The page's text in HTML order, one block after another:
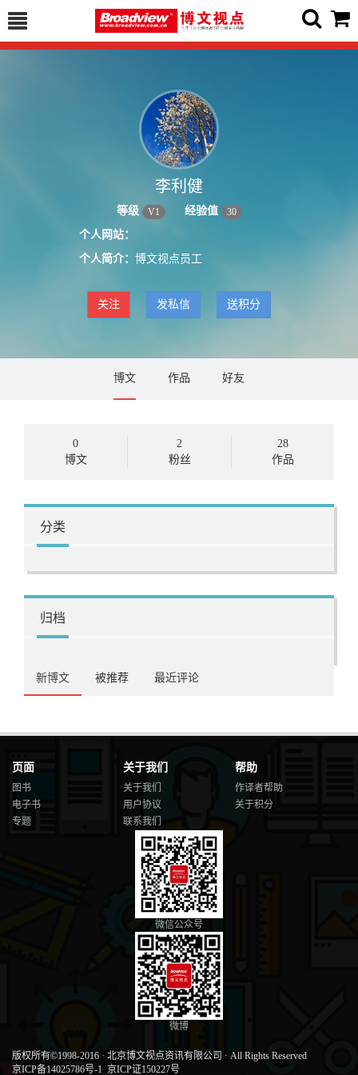
李利健
等级 V1 经验值 30
个人网站：
个人简介： 博文视点员工
关注 发私信 送积分
博文 作品 好友
0
博文
2
粉丝
28
作品
分类
归档
新博文 被推荐 最近评论
页面
图书
电子书
专题
关于我们
关于我们
用户协议
联系我们
帮助
作译者帮助
关于积分
微信公众号
微博
版权所有©1998-2016 · 北京博文视点资讯有限公司 · All Rights Reserved
京ICP备14025786号-1 京ICP证150227号